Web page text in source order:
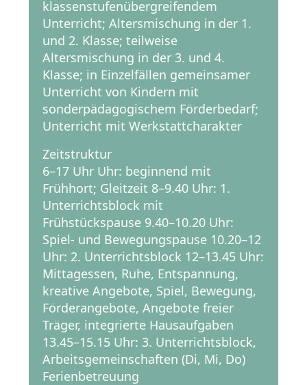
klassenstufenübergreifendem
Unterricht; Altersmischung in der 1.
und 2. Klasse; teilweise
Altersmischung in der 3. und 4.
Klasse; in Einzelfällen gemeinsamer
Unterricht von Kindern mit
sonderpädagogischem Förderbedarf;
Unterricht mit Werkstattcharakter
Zeitstruktur
6–17 Uhr Uhr: beginnend mit
Frühhort; Gleitzeit 8–9.40 Uhr: 1.
Unterrichtsblock mit
Frühstückspause 9.40–10.20 Uhr:
Spiel- und Bewegungspause 10.20–12
Uhr: 2. Unterrichtsblock 12–13.45 Uhr:
Mittagessen, Ruhe, Entspannung,
kreative Angebote, Spiel, Bewegung,
Förderangebote, Angebote freier
Träger, integrierte Hausaufgaben
13.45–15.15 Uhr: 3. Unterrichtsblock,
Arbeitsgemeinschaften (Di, Mi, Do)
Ferienbetreuung